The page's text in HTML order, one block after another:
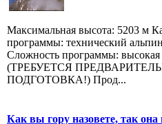
Максимальная высота: 5203 м
программы: технический
Сложность программы: высокая
(ТРЕБУЕТСЯ
ПОДГОТОВКА!) Прод...
Как вы гору назовете, так